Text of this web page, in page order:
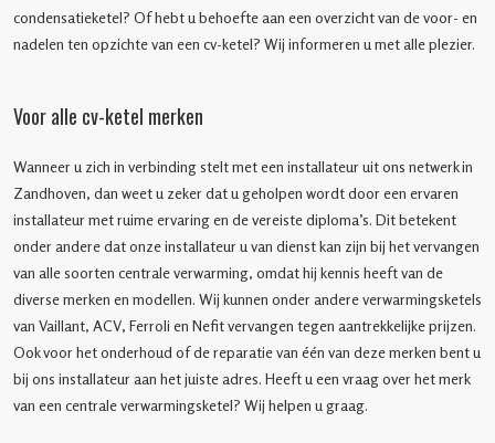
condensatieketel? Of hebt u behoefte aan een overzicht van de voor- en
nadelen ten opzichte van een cv-ketel? Wij informeren u met alle plezier.
Voor alle cv-ketel merken
Wanneer u zich in verbinding stelt met een installateur uit ons netwerk in
Zandhoven, dan weet u zeker dat u geholpen wordt door een ervaren
installateur met ruime ervaring en de vereiste diploma’s. Dit betekent
onder andere dat onze installateur u van dienst kan zijn bij het vervangen
van alle soorten centrale verwarming, omdat hij kennis heeft van de
diverse merken en modellen. Wij kunnen onder andere verwarmingsketels
van Vaillant, ACV, Ferroli en Nefit vervangen tegen aantrekkelijke prijzen.
Ook voor het onderhoud of de reparatie van één van deze merken bent u
bij ons installateur aan het juiste adres. Heeft u een vraag over het merk
van een centrale verwarmingsketel? Wij helpen u graag.